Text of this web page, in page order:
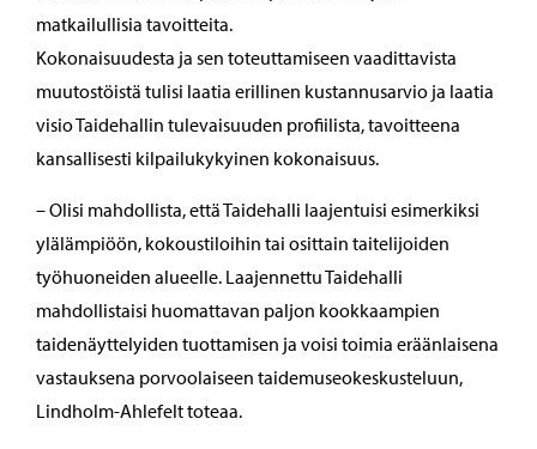
matkailullisia tavoitteita.
Kokonaisuudesta ja sen toteuttamiseen vaadittavista
muutostöistä tulisi laatia erillinen kustannusarvio ja laatia
visio Taidehallin tulevaisuuden profiilista, tavoitteena
kansallisesti kilpailukykyinen kokonaisuus.
– Olisi mahdollista, että Taidehalli laajentuisi esimerkiksi
ylälämpiöön, kokoustiloihin tai osittain taitelijoiden
työhuoneiden alueelle. Laajennettu Taidehalli
mahdollistaisi huomattavan paljon kookkaampien
taidenäyttelyiden tuottamisen ja voisi toimia eräänlaisena
vastauksena porvoolaiseen taidemuseokeskusteluun,
Lindholm-Ahlefelt toteaa.